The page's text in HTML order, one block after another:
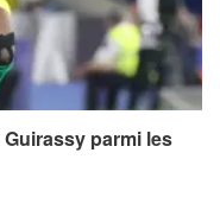
parmi les